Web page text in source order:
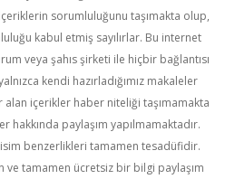
sorumluluğunu taşımakta olup,
kabul etmiş sayılırlar. Bu internet
veya şahıs şirketi ile hiçbir bağlantısı
kendi hazırladığımız makaleler
alan içerikler haber niteliği taşımamakta
hakkında paylaşım yapılmamaktadır.
benzerlikleri tamamen tesadüfidir.
ve tamamen ücretsiz bir bilgi paylaşım